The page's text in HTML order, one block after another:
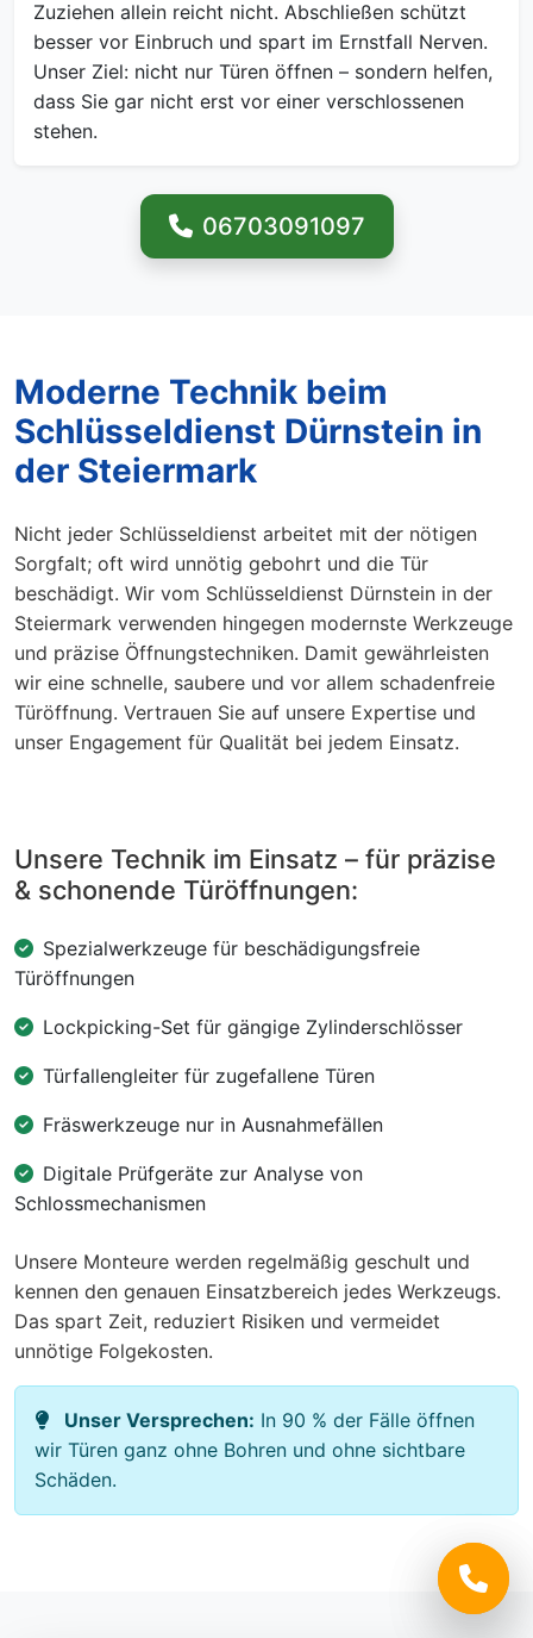
Zuziehen allein reicht nicht. Abschließen schützt
besser vor Einbruch und spart im Ernstfall Nerven.
Unser Ziel: nicht nur Türen öffnen – sondern helfen,
dass Sie gar nicht erst vor einer verschlossenen
stehen.
06703091097
Moderne Technik beim
Schlüsseldienst Dürnstein in
der Steiermark
Nicht jeder Schlüsseldienst arbeitet mit der nötigen
Sorgfalt; oft wird unnötig gebohrt und die Tür
beschädigt. Wir vom Schlüsseldienst Dürnstein in der
Steiermark verwenden hingegen modernste Werkzeuge
und präzise Öffnungstechniken. Damit gewährleisten
wir eine schnelle, saubere und vor allem schadenfreie
Türöffnung. Vertrauen Sie auf unsere Expertise und
unser Engagement für Qualität bei jedem Einsatz.
Unsere Technik im Einsatz – für präzise
& schonende Türöffnungen:
Spezialwerkzeuge für beschädigungsfreie
Türöffnungen
Lockpicking-Set für gängige Zylinderschlösser
Türfallengleiter für zugefallene Türen
Fräswerkzeuge nur in Ausnahmefällen
Digitale Prüfgeräte zur Analyse von
Schlossmechanismen
Unsere Monteure werden regelmäßig geschult und
kennen den genauen Einsatzbereich jedes Werkzeugs.
Das spart Zeit, reduziert Risiken und vermeidet
unnötige Folgekosten.
Unser Versprechen: In 90 % der Fälle öffnen
wir Türen ganz ohne Bohren und ohne sichtbare
Schäden.